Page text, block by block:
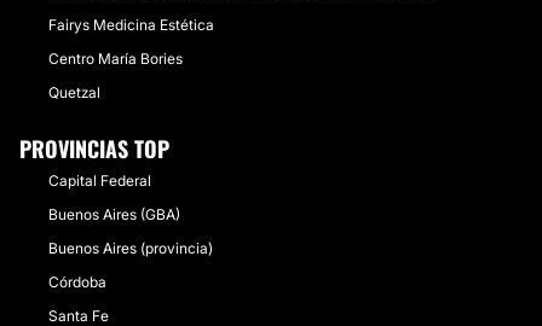
Fairys Medicina Estética
Centro María Bories
Quetzal
PROVINCIAS TOP
Capital Federal
Buenos Aires (GBA)
Buenos Aires (provincia)
Córdoba
Santa Fe